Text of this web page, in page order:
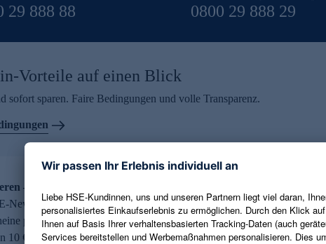
29 888 88 0800 29 888 29
Vorteile auf einen Blick
sofort sparen. Faire Bedingungen und volle Transparenz.
– 10 € Gutschein erhalten
Newsletter abonnieren und aktuelle Trends,
per E-Mail erhalten. Als Dankeschön
10 € Gutschein. Eine Abmeldung ist jederzeit in
E-Mail-Adresse